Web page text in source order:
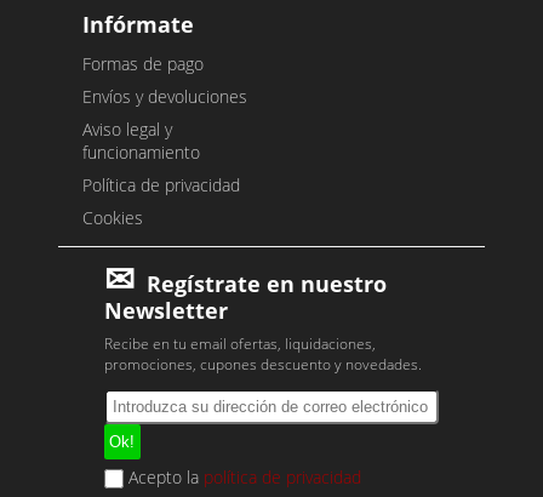
Infórmate
Formas de pago
Envíos y devoluciones
Aviso legal y
funcionamiento
Política de privacidad
Cookies
Regístrate en nuestro
Newsletter
Recibe en tu email ofertas, liquidaciones,
promociones, cupones descuento y novedades.
Acepto la política de privacidad